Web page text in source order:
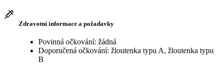
Zdravotní informace a požadavky
Povinná očkování: žádná
Doporučená očkování: žloutenka typu A, žloutenka typu
B